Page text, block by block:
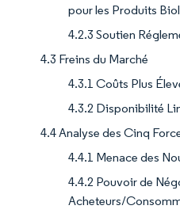
pour les Produits
4.2.3 Soutien
4.3 Freins du Marché
4.3.1 Coûts Plus
4.3.2 Disponibilité
4.4 Analyse des Cinq
4.4.1 Menace des
4.4.2 Pouvoir de
Acheteurs/